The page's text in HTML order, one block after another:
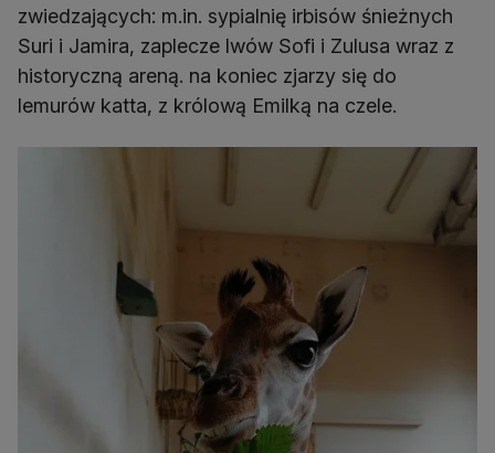
zwiedzających: m.in. sypialnię irbisów śnieżnych
Suri i Jamira, zaplecze lwów Sofi i Zulusa wraz z
historyczną areną. na koniec zjarzy się do
lemurów katta, z królową Emilką na czele.